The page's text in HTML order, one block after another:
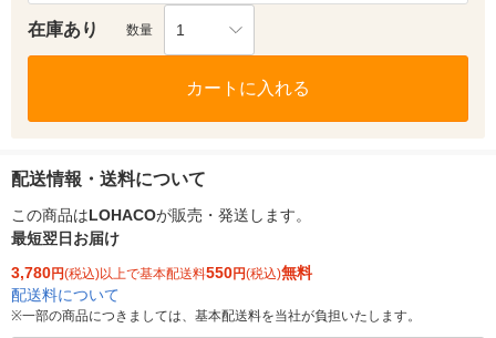
在庫あり 数量 1
カートに入れる
配送情報・送料について
この商品はLOHACOが販売・発送します。
最短翌日お届け
3,780円(税込)以上で基本配送料550円(税込)無料
配送料について
※一部の商品につきましては、基本配送料を当社が負担いたします。